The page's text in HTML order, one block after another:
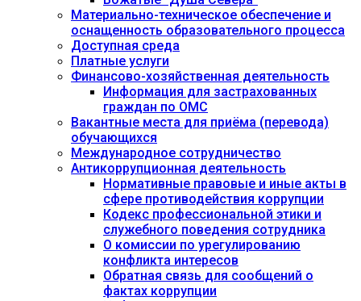
Материально-техническое обеспечение и
оснащенность образовательного процесса
Доступная среда
Платные услуги
Финансово-хозяйственная деятельность
Информация для застрахованных
граждан по ОМС
Вакантные места для приёма (перевода)
обучающихся
Международное сотрудничество
Антикоррупционная деятельность
Нормативные правовые и иные акты в
сфере противодействия коррупции
Кодекс профессиональной этики и
служебного поведения сотрудника
О комиссии по урегулированию
конфликта интересов
Обратная связь для сообщений о
фактах коррупции